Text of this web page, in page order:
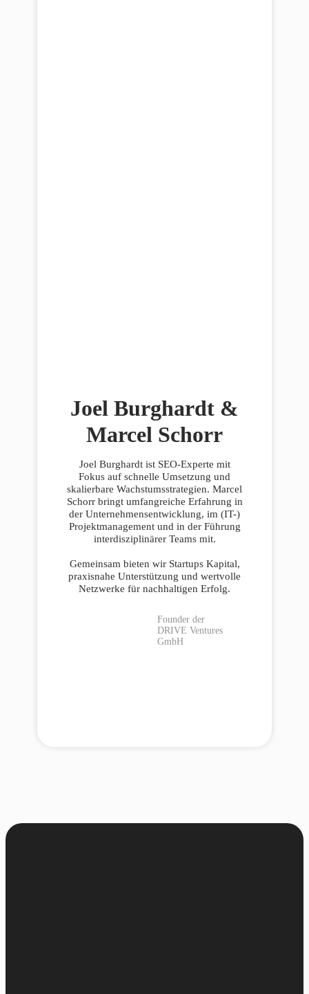
Joel Burghardt &
Marcel Schorr
Joel Burghardt ist SEO-Experte mit
Fokus auf schnelle Umsetzung und
skalierbare Wachstumsstrategien. Marcel
Schorr bringt umfangreiche Erfahrung in
der Unternehmensentwicklung, im (IT-)
Projektmanagement und in der Führung
interdisziplinärer Teams mit.
Gemeinsam bieten wir Startups Kapital,
praxisnahe Unterstützung und wertvolle
Netzwerke für nachhaltigen Erfolg.
Founder der
DRIVE Ventures
GmbH